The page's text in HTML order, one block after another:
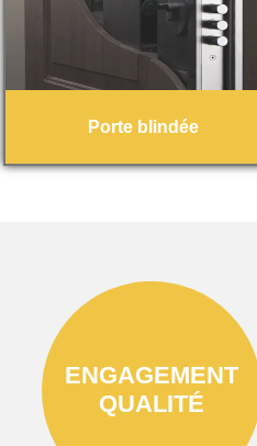
Porte blindée
ENGAGEMENT
QUALITÉ